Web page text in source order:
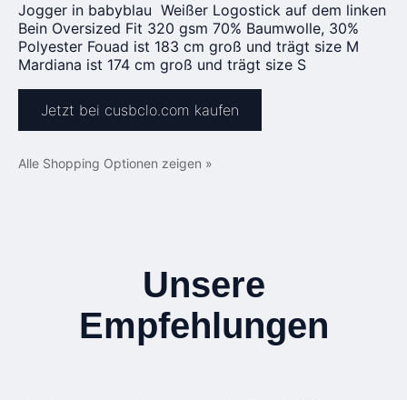
Jogger in babyblau Weißer Logostick auf dem linken
Bein Oversized Fit 320 gsm 70% Baumwolle, 30%
Polyester Fouad ist 183 cm groß und trägt size M
Mardiana ist 174 cm groß und trägt size S
Jetzt bei cusbclo.com kaufen
Alle Shopping Optionen zeigen »
Unsere
Empfehlungen